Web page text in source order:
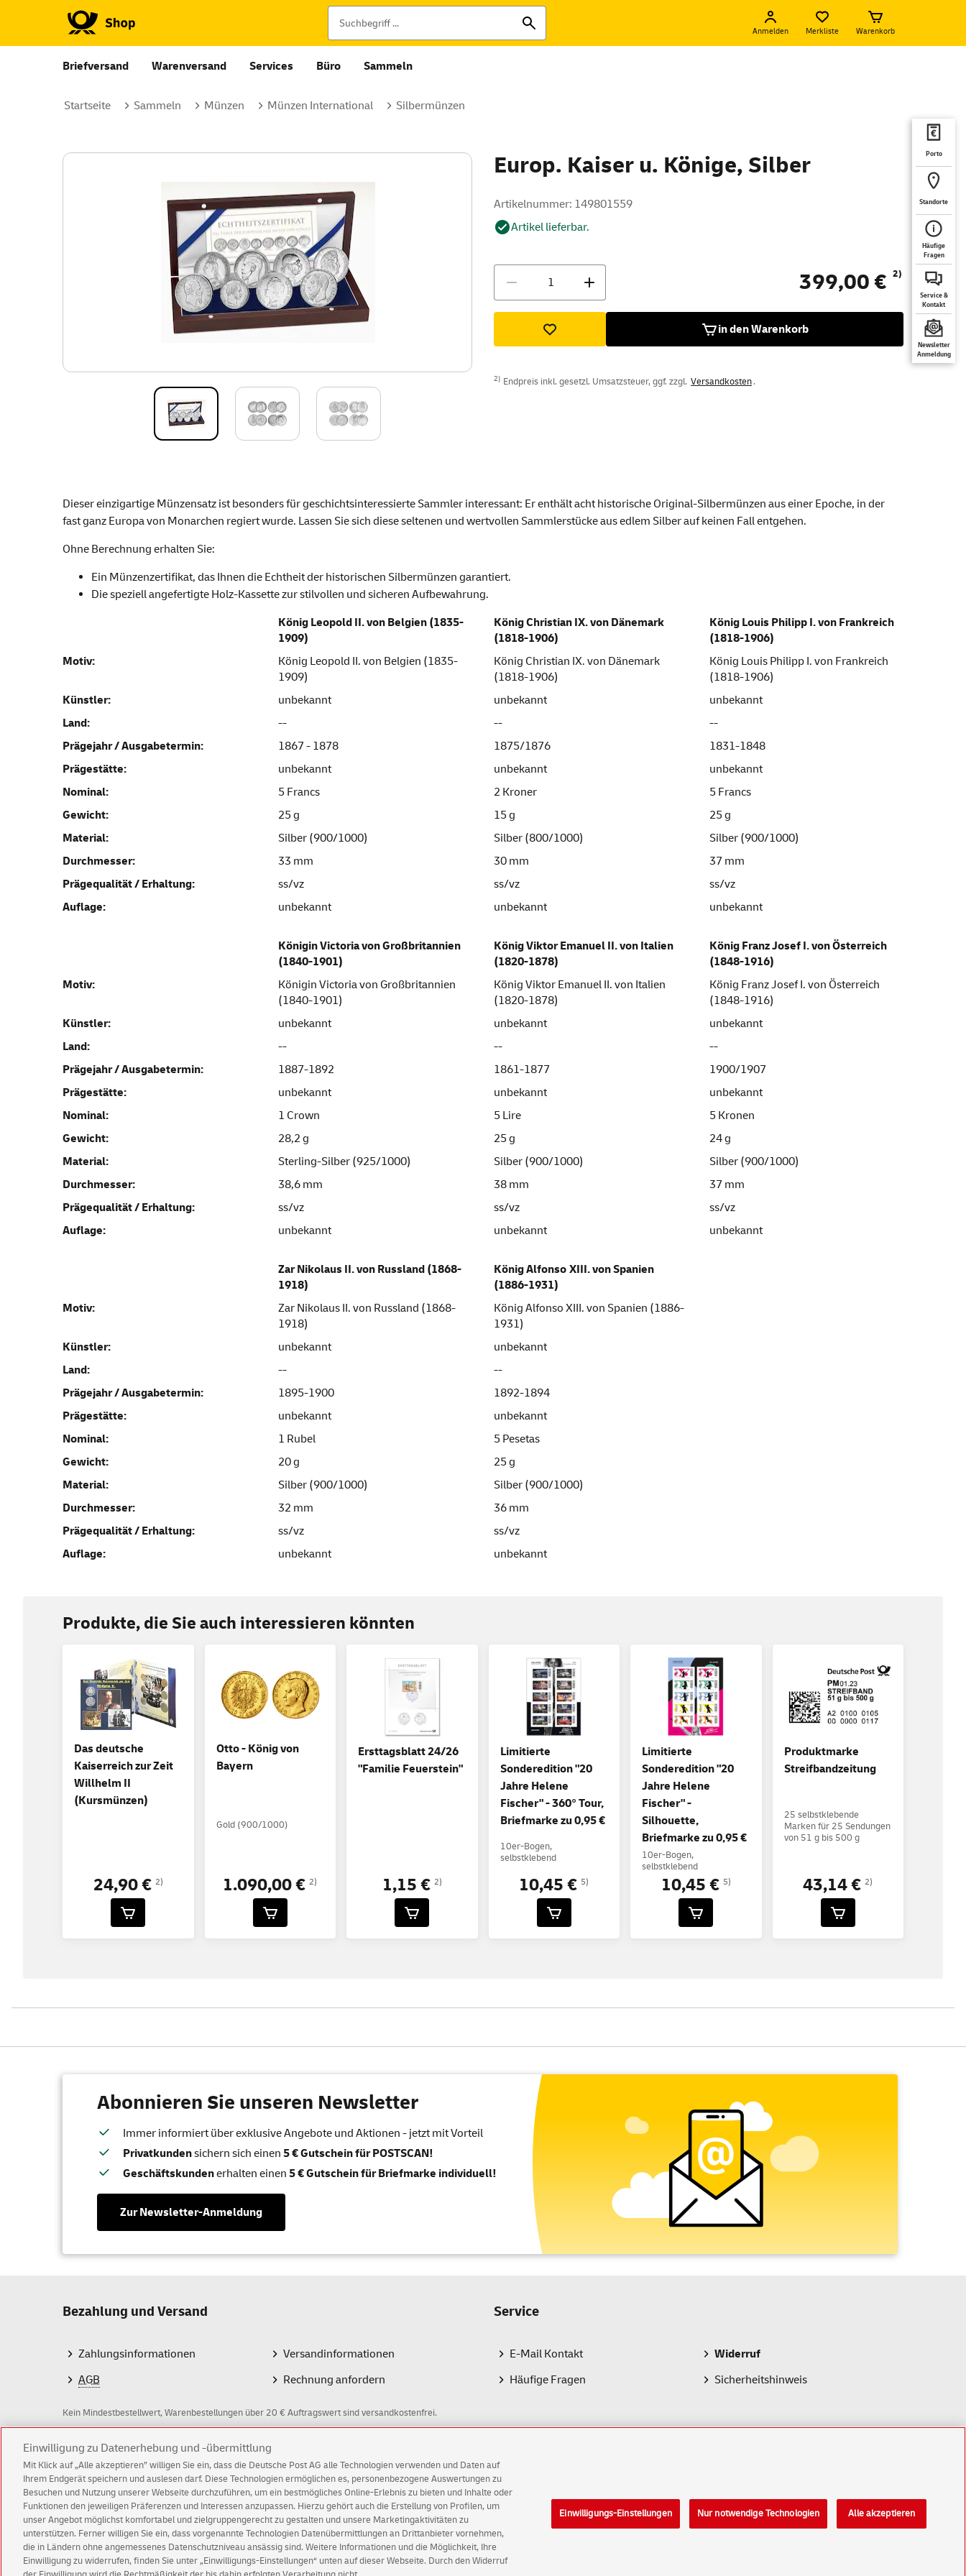
Anmelden Merkliste Warenkorb
Briefversand Warenversand Services Büro Sammeln
Porto
Standorte
Häufige
Fragen
Service &
Kontakt
Newsletter
Anmeldung
Startseite Sammeln Münzen Münzen International Silbermünzen
Europ. Kaiser u. Könige, Silber
Artikelnummer: 149801559
Artikel lieferbar.
399,00 € 2)
in den Warenkorb
2) Endpreis inkl. gesetzl. Umsatzsteuer, ggf. zzgl. Versandkosten.
Dieser einzigartige Münzensatz ist besonders für geschichtsinteressierte Sammler interessant: Er enthält acht historische Original-Silbermünzen aus einer Epoche, in der
fast ganz Europa von Monarchen regiert wurde. Lassen Sie sich diese seltenen und wertvollen Sammlerstücke aus edlem Silber auf keinen Fall entgehen.
Ohne Berechnung erhalten Sie:
Ein Münzenzertifikat, das Ihnen die Echtheit der historischen Silbermünzen garantiert.
Die speziell angefertigte Holz-Kassette zur stilvollen und sicheren Aufbewahrung.
König Leopold II. von Belgien (1835-
1909)
König Christian IX. von Dänemark
(1818-1906)
König Louis Philipp I. von Frankreich
(1818-1906)
Motiv:
König Leopold II. von Belgien (1835-
1909)
König Christian IX. von Dänemark
(1818-1906)
König Louis Philipp I. von Frankreich
(1818-1906)
Künstler:
unbekannt unbekannt
unbekannt
Land:
-- --
--
Prägejahr / Ausgabetermin:
1867 - 1878 1875/1876
1831-1848
Prägestätte:
unbekannt unbekannt
unbekannt
Nominal:
5 Francs 2 Kroner
5 Francs
Gewicht:
25 g 15 g
25 g
Material:
Silber (900/1000) Silber (800/1000)
Silber (900/1000)
Durchmesser:
33 mm 30 mm
37 mm
Prägequalität / Erhaltung:
ss/vz ss/vz
ss/vz
Auflage:
unbekannt unbekannt unbekannt
Königin Victoria von Großbritannien
(1840-1901)
König Viktor Emanuel II. von Italien
(1820-1878)
König Franz Josef I. von Österreich
(1848-1916)
Motiv:
Königin Victoria von Großbritannien
(1840-1901)
König Viktor Emanuel II. von Italien
(1820-1878)
König Franz Josef I. von Österreich
(1848-1916)
Künstler:
unbekannt unbekannt
unbekannt
Land:
-- --
--
Prägejahr / Ausgabetermin:
1887-1892 1861-1877
1900/1907
Prägestätte:
unbekannt unbekannt
unbekannt
Nominal:
1 Crown 5 Lire
5 Kronen
Gewicht:
28,2 g 25 g
24 g
Material:
Sterling-Silber (925/1000) Silber (900/1000)
Silber (900/1000)
Durchmesser:
38,6 mm 38 mm
37 mm
Prägequalität / Erhaltung:
ss/vz ss/vz
ss/vz
Auflage:
unbekannt unbekannt unbekannt
Zar Nikolaus II. von Russland (1868-
1918)
König Alfonso XIII. von Spanien
(1886-1931)
Motiv:
Zar Nikolaus II. von Russland (1868-
1918)
König Alfonso XIII. von Spanien (1886-
1931)
Künstler:
unbekannt
unbekannt
Land:
--
--
Prägejahr / Ausgabetermin:
1895-1900
1892-1894
Prägestätte:
unbekannt
unbekannt
Nominal:
1 Rubel
5 Pesetas
Gewicht:
20 g
25 g
Material:
Silber (900/1000)
Silber (900/1000)
Durchmesser:
32 mm
36 mm
Prägequalität / Erhaltung:
ss/vz
ss/vz
Auflage:
unbekannt unbekannt
Produkte, die Sie auch interessieren könnten
Das deutsche
Kaiserreich zur Zeit
Willhelm II
(Kursmünzen)
24,90 € 2)
Otto - König von
Bayern
Gold (900/1000)
1.090,00 €2)
Ersttagsblatt 24/26
"Familie Feuerstein"
1,15 € 2)
Limitierte
Sonderedition "20
Jahre Helene
Fischer" - 360° Tour,
Briefmarke zu 0,95 €
10er-Bogen,
selbstklebend
10,45 € 5)
Limitierte
Sonderedition "20
Jahre Helene
Fischer" -
Silhouette,
Briefmarke zu 0,95 €
10er-Bogen,
selbstklebend
10,45 € 5)
Produktmarke
Streifbandzeitung
25 selbstklebende
Marken für 25 Sendungen
von 51 g bis 500 g
43,14 €2)
Abonnieren Sie unseren Newsletter
Immer informiert über exklusive Angebote und Aktionen - jetzt mit Vorteil
Privatkundensichern sich einen 5 € Gutschein für POSTSCAN!
Geschäftskundenerhalten einen 5 € Gutschein für Briefmarke individuell!
Zur Newsletter-Anmeldung
Bezahlung und Versand
Zahlungsinformationen
AGB
Versandinformationen
Rechnung anfordern
Service
E-Mail Kontakt
Häufige Fragen
Widerruf
Sicherheitshinweis
Kein Mindestbestellwert, Warenbestellungen über 20 € Auftragswert sind versandkostenfrei.
Z
a
h
l
m
e
© Fri Aug 07 00:03:23 CEST 2026 Deutsche Post AG
Impressum
Datenschutz Einwilligungs-Einstellungen Rechtliche Hinweise
Barrierefreiheit
Einwilligung zu Datenerhebung und -übermittlung
Mit Klick auf „Alle akzeptieren” willigen Sie ein, dass die Deutsche Post AG alle Technologien verwenden und Daten auf
Ihrem Endgerät speichern und auslesen darf. Diese Technologien ermöglichen es, personenbezogene Auswertungen zu
Besuchen und Nutzung unserer Webseite durchzuführen, um ein bestmögliches Online-Erlebnis zu bieten und Inhalte oder
Funktionen den jeweiligen Präferenzen und Interessen anzupassen. Hierzu gehört auch die Erstellung von Profilen, um
unser Angebot möglichst komfortabel und zielgruppengerecht zu gestalten und unsere Marketingaktivitäten zu
unterstützen. Ferner willigen Sie ein, dass vorgenannte Technologien Datenübermittlungen an Drittanbieter vornehmen,
die in Ländern ohne angemessenes Datenschutzniveau ansässig sind. Weitere Informationen und die Möglichkeit, Ihre
Einwilligung zu widerrufen, finden Sie unter „Einwilligungs-Einstellungen“ unten auf dieser Webseite. Durch den Widerruf
Einwilligungs-Einstellungen Nur notwendige Technologien Alle akzeptieren